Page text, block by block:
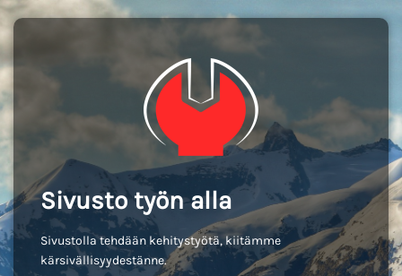
Sivusto työn alla
Sivustolla tehdään kehitystyötä, kiitämme
kärsivällisyydestänne.